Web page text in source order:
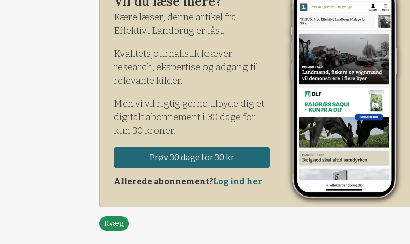
Kære læser, denne artikel fra
Effektivt Landbrug er låst.
Kvalitetsjournalistik kræver
research, ekspertise og adgang til
relevante kilder.
Men vi vil rigtig gerne tilbyde dig et
digitalt abonnement i 30 dage for
kun 30 kroner.
Prøv 30 dage for 30 kr
Allerede abonnement?Log ind her
Kvæg